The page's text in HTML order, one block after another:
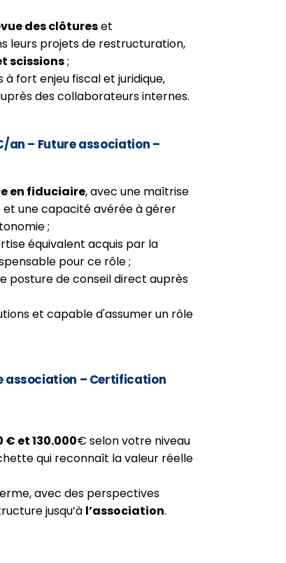
des clôtureset
leurs projets de restructuration,
scissions;
à fort enjeu fiscal et juridique,
des collaborateurs internes.
an – Future association –
en fiduciaire, avec une maîtrise
une capacité avérée à gérer
;
équivalent acquis par la
pour ce rôle ;
posture de conseil direct auprès
et capable d'assumer un rôle
association – Certification
€ et 130.000€ selon votre niveau
qui reconnaît la valeur réelle
avec des perspectives
jusqu’à l’association.